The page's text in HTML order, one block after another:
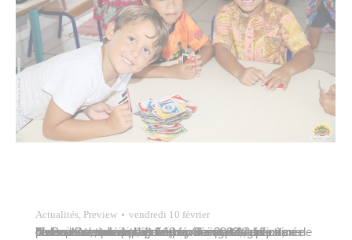
Actualités, Preview vendredi 10 février
Maeva Colombani, adjointe au maire déléguée à l’éducation, accompagnée par Georges Vanffaut, conseiller municipal, et Audrey Vairaaroa, directrice de l’éducation et de la culture, représentait la commune de Papeete, ce vendredi 10 février 2023, à la journée portes ouvertes de l’école primaire protestante de Taunoa. Les parents étaient invités à participer à diverses activités proposées…